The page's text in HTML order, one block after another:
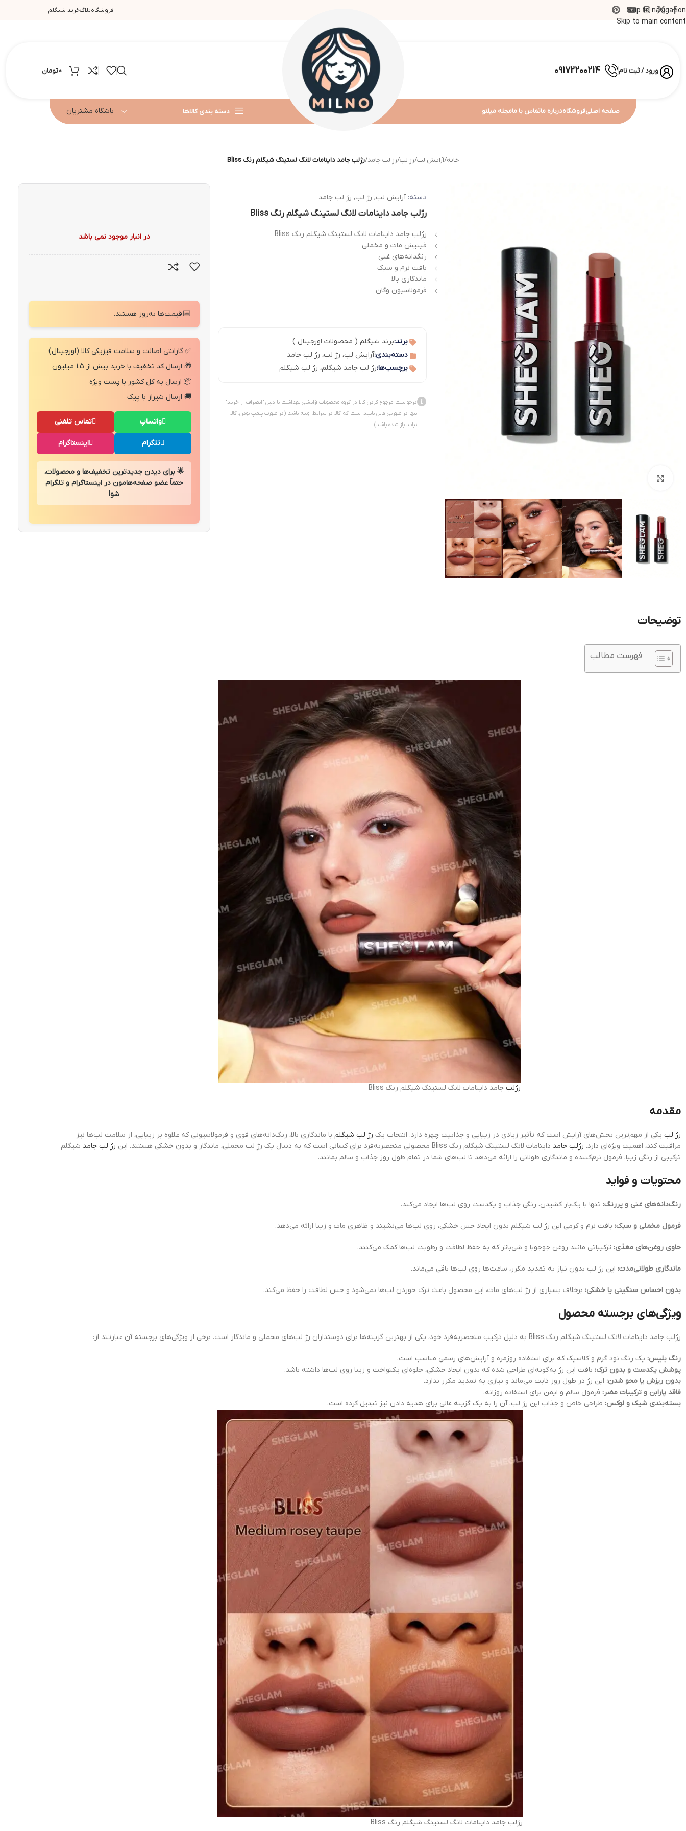
Skip to navigation
Skip to main content
فروشگاهبلاگخرید شیگلم
ورود / ثبت نام 09172200214
0تومان
صفحه اصلیفروشگاهدرباره ماتماس با مامجله میلنو دسته بندی کالاها باشگاه مشتریان
خانه/آرایش لب/رژ لب/رژ لب جامد/رژلب جامد داینامات لانگ لستینگ شیگلم رنگ Bliss
دسته: آرایش لب, رژ لب, رژ لب جامد
رژلب جامد داینامات لانگ لستینگ شیگلم رنگ Bliss
رژلب جامد داینامات لانگ لستینگ شیگلم رنگ Bliss
فینیش مات و مخملی
رنگدانه‌های غنی
بافت نرم و سبک
ماندگاری بالا
فرمولاسیون وگان
برند:برند شیگلم ( محصولات اورجینال )
دسته‌بندی:آرایش لب، رژ لب، رژ لب جامد
برچسب‌ها:رژ لب جامد شیگلم، رژ لب شیگلم
درخواست مرجوع کردن کالا در گروه محصولات آرایشی بهداشت با دلیل "انصراف از خرید"
تنها در صورتی قابل تایید است که کالا در شرایط اولیه باشد (در صورت پلمپ بودن، کالا
نباید باز شده باشد).
در انبار موجود نمی باشد
📅قیمت‌ها به‌روز هستند.
✅ گارانتی اصالت و سلامت فیزیکی کالا (اورجینال)
🎁 ارسال کد تخفیف با خرید بیش از 1.5 میلیون
📦 ارسال به کل کشور با پست ویژه
🚚 ارسال شیراز با پیک
تماس تلفنی واتساپ
اینستاگرام تلگرام
🌟 برای دیدن جدیدترین تخفیف‌ها و محصولات،
حتماً عضو صفحه‌هامون در اینستاگرام و تلگرام
شو!
توضیحات
فهرست مطالب
رژلب جامد داینامات لانگ لستینگ شیگلم رنگ Bliss
مقدمه
رژ لب یکی از مهم‌ترین بخش‌های آرایش است که تأثیر زیادی در زیبایی و جذابیت چهره دارد. انتخاب یک رژ لب شیگلم با ماندگاری بالا، رنگ‌دانه‌های قوی و فرمولاسیونی که علاوه بر زیبایی، از سلامت لب‌ها نیز
مراقبت کند، اهمیت ویژه‌ای دارد. رژلب جامد داینامات لانگ لستینگ شیگلم رنگ Bliss محصولی منحصربه‌فرد برای کسانی است که به دنبال یک رژ لب مخملی، ماندگار و بدون خشکی هستند. این رژ لب جامد شیگلم
ترکیبی از رنگی زیبا، فرمول نرم‌کننده و ماندگاری طولانی را ارائه می‌دهد تا لب‌های شما در تمام طول روز جذاب و سالم بمانند.
محتویات و فواید
رنگ‌دانه‌های غنی و پررنگ: تنها با یک‌بار کشیدن، رنگی جذاب و یکدست روی لب‌ها ایجاد می‌کند.
فرمول مخملی و سبک: بافت نرم و کرمی این رژ لب شیگلم بدون ایجاد حس خشکی، روی لب‌ها می‌نشیند و ظاهری مات و زیبا ارائه می‌دهد.
حاوی روغن‌های مغذی: ترکیباتی مانند روغن جوجوبا و شی‌باتر که به حفظ لطافت و رطوبت لب‌ها کمک می‌کنند.
ماندگاری طولانی‌مدت: این رژ لب بدون نیاز به تمدید مکرر، ساعت‌ها روی لب‌ها باقی می‌ماند.
بدون احساس سنگینی یا خشکی: برخلاف بسیاری از رژ لب‌های مات، این محصول باعث ترک خوردن لب‌ها نمی‌شود و حس لطافت را حفظ می‌کند.
ویژگی‌های برجسته محصول
رژلب جامد داینامات لانگ لستینگ شیگلم رنگ Bliss به دلیل ترکیب منحصر‌به‌فرد خود، یکی از بهترین گزینه‌ها برای دوستداران رژ لب‌های مخملی و ماندگار است. برخی از ویژگی‌های برجسته آن عبارتند از:
رنگ بلیس: یک رنگ نود گرم و کلاسیک که برای استفاده روزمره و آرایش‌های رسمی مناسب است.
پوشش یکدست و بدون ترک: بافت این رژ به‌گونه‌ای طراحی شده که بدون ایجاد خشکی، جلوه‌ای یکنواخت و زیبا روی لب‌ها داشته باشد.
بدون ریزش یا محو شدن: این رژ در طول روز ثابت می‌ماند و نیازی به تمدید مکرر ندارد.
فاقد پارابن و ترکیبات مضر: فرمول سالم و ایمن برای استفاده روزانه.
بسته‌بندی شیک و لوکس: طراحی خاص و جذاب این رژ لب، آن را به یک گزینه عالی برای هدیه دادن نیز تبدیل کرده است.
رژلب جامد داینامات لانگ لستینگ شیگلم رنگ Bliss